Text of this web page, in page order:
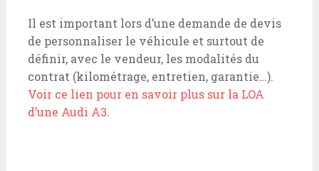
Il est important lors d’une demande de devis
de personnaliser le véhicule et surtout de
définir, avec le vendeur, les modalités du
contrat (kilométrage, entretien, garantie…).
Voir ce lien pour en savoir plus sur la LOA
d’une Audi A3.